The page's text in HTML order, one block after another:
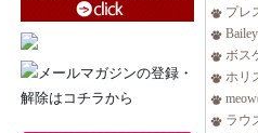
プレ
ボス
ホリ
ラウ